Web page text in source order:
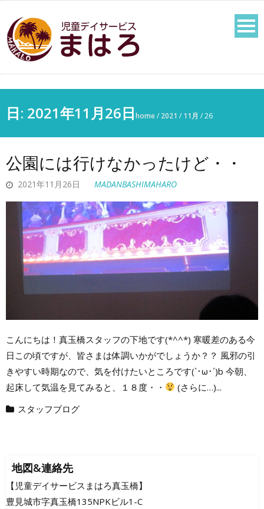
日: 2021年11月26日home/ 2021 / 11月 /26
公園には行けなかったけど・・
2021年11月26日 MADANBASHIMAHARO
こんにちは！真玉橋スタッフの下地です(*^^*) 寒暖差のある今
日この頃ですが、皆さまは体調いかがでしょうか？？ 風邪の引
きやすい時期なので、気を付けたいところです(`･ω･´)b 今朝、
起床して気温を見てみると、１８度・・
(さらに…)...
スタッフブログ
地図&連絡先
【児童デイサービスまはろ真玉橋】
豊見城市字真玉橋135NPKビル1-C